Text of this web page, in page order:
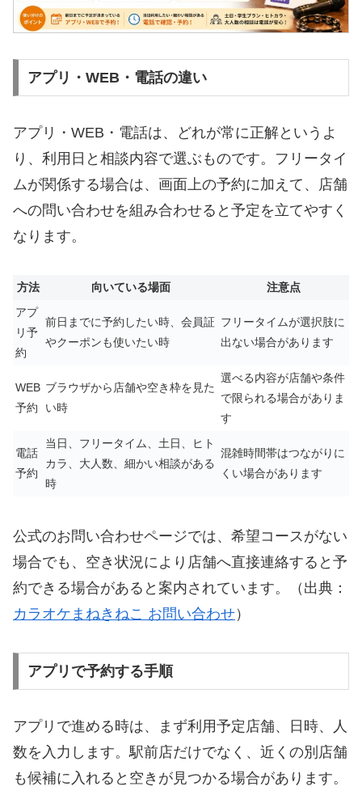
アプリ・WEB・電話の違い
アプリ・WEB・電話は、どれが常に正解というよ
り、利用日と相談内容で選ぶものです。フリータイ
ムが関係する場合は、画面上の予約に加えて、店舗
への問い合わせを組み合わせると予定を立てやすく
なります。
方法 向いている場面
注意点
アプ
リ予
約
前日までに予約したい時、会員証
やクーポンも使いたい時
フリータイムが選択肢に
出ない場合があります
WEB
予約
ブラウザから店舗や空き枠を見た
い時
選べる内容が店舗や条件
で限られる場合がありま
す
電話
予約
当日、フリータイム、土日、ヒト
カラ、大人数、細かい相談がある
時
混雑時間帯はつながりに
くい場合があります
公式のお問い合わせページでは、希望コースがない
場合でも、空き状況により店舗へ直接連絡すると予
約できる場合があると案内されています。（出典：
カラオケまねきねこ お問い合わせ）
アプリで予約する手順
アプリで進める時は、まず利用予定店舗、日時、人
数を入力します。駅前店だけでなく、近くの別店舗
も候補に入れると空きが見つかる場合があります。